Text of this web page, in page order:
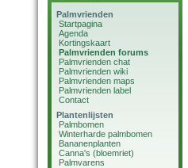
Palmvrienden
Startpagina
Agenda
Kortingskaart
Palmvrienden forums
Palmvrienden chat
Palmvrienden wiki
Palmvrienden maps
Palmvrienden label
Contact
Plantenlijsten
Palmbomen
Winterharde palmbomen
Bananenplanten
Canna's (bloemriet)
Palmvarens